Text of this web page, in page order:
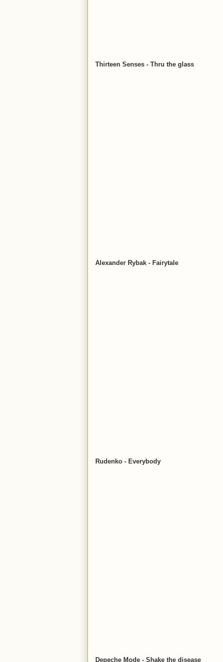
Thirteen Senses - Thru the glass
Alexander Rybak - Fairytale
Rudenko - Everybody
Depeche Mode - Shake the disease